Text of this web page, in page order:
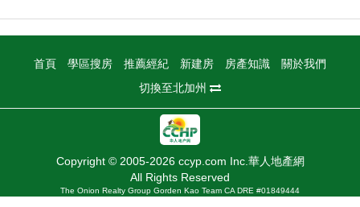
首頁 學區搜房 推薦經紀 新建房 房產知識
關於我們
切換至北加州
Copyright © 2005-2026 ccyp.com Inc.華人地產網
All Rights Reserved
The Onion Realty Group Gorden Kao Team CA DRE #01849444